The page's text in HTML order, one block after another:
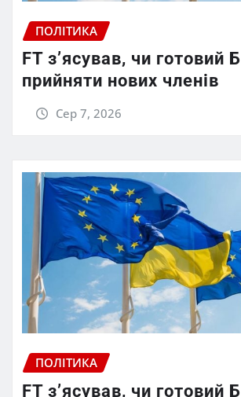
ПОЛІТИКА
FT зʼясував, чи готовий
прийняти нових членів
Сер 7, 2026
ПОЛІТИКА
FT зʼясував, чи готовий